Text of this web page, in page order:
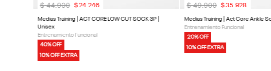
Medias Training | ACT CORE LOW CUT SOCK 3P |
Unisex
Entrenamiento Funcional
40% OFF
10% OFF EXTRA
$ 44.900 $24.246
Medias Training | Act Core Ankle
Entrenamiento Funcional
20% OFF
10% OFF EXTRA
$ 49.900 $35.928